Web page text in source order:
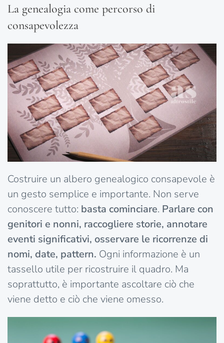
La genealogia come percorso di
consapevolezza
Costruire un albero genealogico consapevole è
un gesto semplice e importante. Non serve
conoscere tutto: basta cominciare. Parlare con
genitori e nonni, raccogliere storie, annotare
eventi significativi, osservare le ricorrenze di
nomi, date, pattern. Ogni informazione è un
tassello utile per ricostruire il quadro. Ma
soprattutto, è importante ascoltare ciò che
viene detto e ciò che viene omesso.